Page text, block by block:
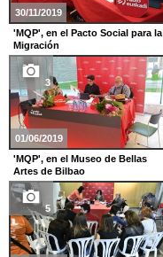
30/11/2019
'MQP', en el Pacto Social para la
Migración
3
01/06/2019
'MQP', en el Museo de Bellas
Artes de Bilbao
5